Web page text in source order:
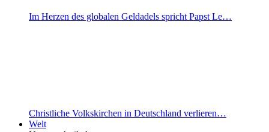
Im Herzen des globalen Geldadels spricht Papst Le…
Christliche Volkskirchen in Deutschland verlieren…
Welt